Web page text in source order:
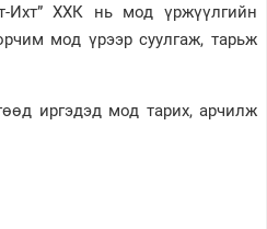
Ихт” ХХК нь мод үржүүлгийн
мод үрээр суулгаж, тарьж
иргэдэд мод тарих, арчилж